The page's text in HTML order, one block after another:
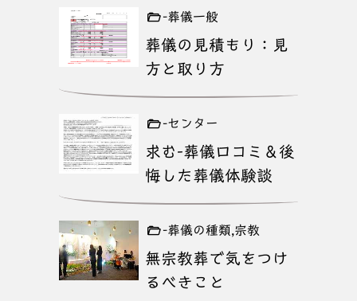
-葬儀一般
葬儀の見積もり：見
方と取り方
-センター
求む-葬儀口コミ＆後
悔した葬儀体験談
-葬儀の種類,宗教
無宗教葬で気をつけ
るべきこと